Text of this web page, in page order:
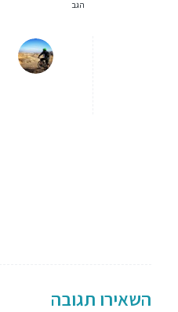
הגב
השאירו תגובה